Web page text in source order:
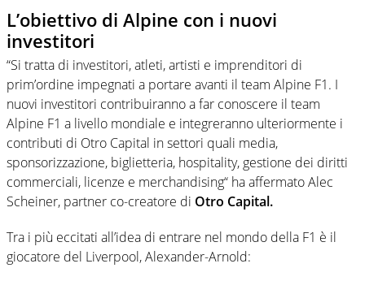
L’obiettivo di Alpine con i nuovi
investitori
“Si tratta di investitori, atleti, artisti e imprenditori di
prim’ordine impegnati a portare avanti il team Alpine F1. I
nuovi investitori contribuiranno a far conoscere il team
Alpine F1 a livello mondiale e integreranno ulteriormente i
contributi di Otro Capital in settori quali media,
sponsorizzazione, biglietteria, hospitality, gestione dei diritti
commerciali, licenze e merchandising“ ha affermato Alec
Scheiner, partner co-creatore di Otro Capital.
Tra i più eccitati all’idea di entrare nel mondo della F1 è il
giocatore del Liverpool, Alexander-Arnold: